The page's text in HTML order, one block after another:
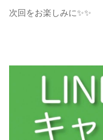
次回をお楽しみに✨✨